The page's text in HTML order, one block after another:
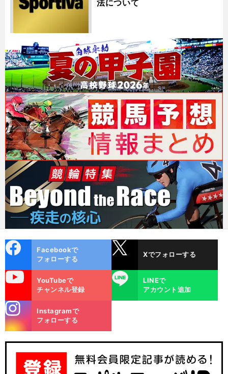
法について
ok
Facebookで
フォローする
Xでフォローする
YouTubeで
チャンネル登録
LINE
LINEで
アカウント追加
m
Instagramで
フォローする